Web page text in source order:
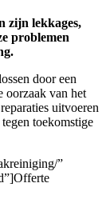
zijn lekkages,
problemen
door een
oorzaak van het
uitvoeren
toekomstige
”